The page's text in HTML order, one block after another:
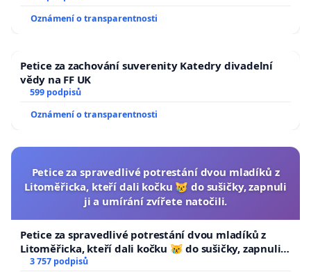
Oznámení o transparentnosti
Petice za zachování suverenity Katedry divadelní
vědy na FF UK
599 podpisů
Oznámení o transparentnosti
Petice za spravedlivé potrestání dvou mladíků z
Litoměřicka, kteří dali kočku 😿 do sušičky, zapnuli
ji a umírání zvířete natočili.
Petice za spravedlivé potrestání dvou mladíků z
Litoměřicka, kteří dali kočku 😿 do sušičky, zapnuli ji
a umírání zvířete natočili.
3 757 podpisů